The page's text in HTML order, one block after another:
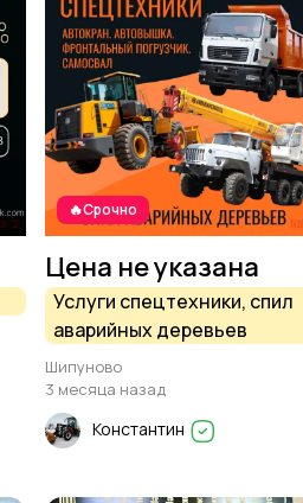
🔥Срочно
Цена не указана
Услуги спецтехники, спил
аварийных деревьев
Шипуново
3 месяца назад
Константин